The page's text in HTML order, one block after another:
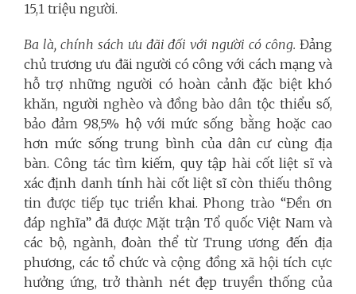
15,1 triệu người.
Ba là, chính sách ưu đãi đối với người có công.Đảng
chủ trương ưu đãi người có công với cách mạng và
hỗ trợ những người có hoàn cảnh đặc biệt khó
khăn, người nghèo và đồng bào dân tộc thiểu số,
bảo đảm98,5% hộ với mức sống bằng hoặc cao
hơn mức sống trung bình của dân cư cùng địa
bàn. Công tác tìm kiếm, quy tập hài cốt liệt sĩ và
xác định danh tính hài cốt liệt sĩ còn thiếu thông
tin được tiếp tục triển khai. Phong trào “Đền ơn
đáp nghĩa” đã được Mặt trận Tổ quốc Việt Nam và
các bộ, ngành, đoàn thể từ Trung ương đến địa
phương, các tổ chức và cộng đồng xã hội tích cực
hưởng ứng, trở thành nét đẹp truyền thống của